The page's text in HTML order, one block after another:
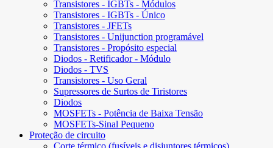
Transistores - IGBTs - Módulos
Transistores - IGBTs - Único
Transistores - JFETs
Transistores - Unijunction programável
Transistores - Propósito especial
Diodos - Retificador - Módulo
Diodos - TVS
Transistores - Uso Geral
Supressores de Surtos de Tiristores
Diodos
MOSFETs - Potência de Baixa Tensão
MOSFETs-Sinal Pequeno
Proteção de circuito
Corte térmico (fusíveis e disjuntores térmicos)